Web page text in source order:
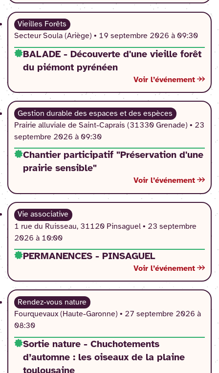
Vieilles Forêts
Secteur Soula (Ariège) • 19 septembre 2026 à 09:30
BALADE - Découverte d'une vieille forêt
du piémont pyrénéen
Voir l’événement
Gestion durable des espaces et des espèces
Prairie alluviale de Saint-Caprais (31330 Grenade) • 23
septembre 2026 à 09:30
Chantier participatif "Préservation d'une
prairie sensible"
Voir l’événement
Vie associative
1 rue du Ruisseau, 31120 Pinsaguel • 23 septembre
2026 à 10:00
PERMANENCES - PINSAGUEL
Voir l’événement
Rendez-vous nature
Fourquevaux (Haute-Garonne) • 27 septembre 2026 à
08:30
Sortie nature - Chuchotements
d’automne : les oiseaux de la plaine
toulousaine